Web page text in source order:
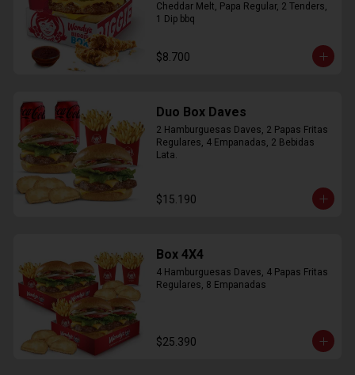
Cheddar Melt, Papa Regular, 2 Tenders,
1 Dip bbq
$8.700
Duo Box Daves
2 Hamburguesas Daves, 2 Papas Fritas
Regulares, 4 Empanadas, 2 Bebidas
Lata.
$15.190
Box 4X4
4 Hamburguesas Daves, 4 Papas Fritas
Regulares, 8 Empanadas
$25.390